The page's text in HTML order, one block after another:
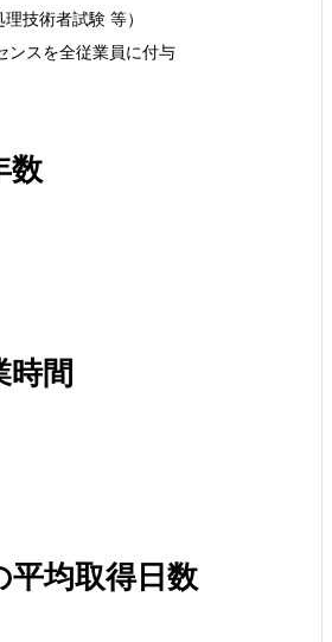
技術者試験 等）
ンスを全従業員に付与
数
時間
平均取得日数